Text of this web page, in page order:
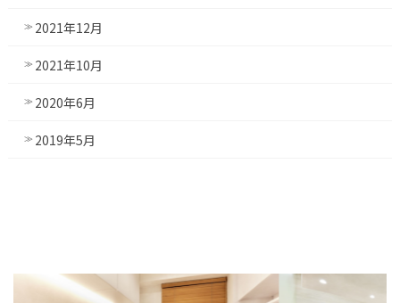
2021年12月
2021年10月
2020年6月
2019年5月